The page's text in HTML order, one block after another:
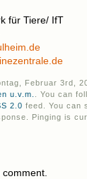
für Tiere/ IfT
Februar 3rd,
u.v.m.
. You can
2.0 feed. You can
Pinging is